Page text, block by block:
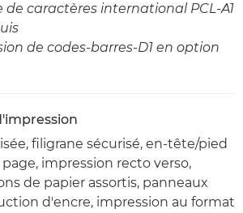
de caractères international PCL-A1
de codes-barres-D1 en option
filigrane sécurisé, en-tête/pied
impression recto verso,
de papier assortis, panneaux
d'encre, impression au format